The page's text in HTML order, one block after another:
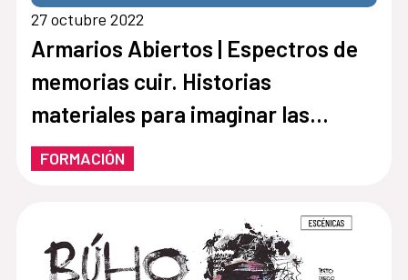
27 octubre 2022
Armarios Abiertos | Espectros de
memorias cuir. Historias
materiales para imaginar las
archivas por venir
FORMACIÓN